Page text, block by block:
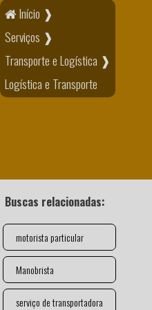
Início ❱
Serviços ❱
Transporte e Logística ❱
Logística e Transporte
Buscas relacionadas:
motorista particular
Manobrista
serviço de transportadora